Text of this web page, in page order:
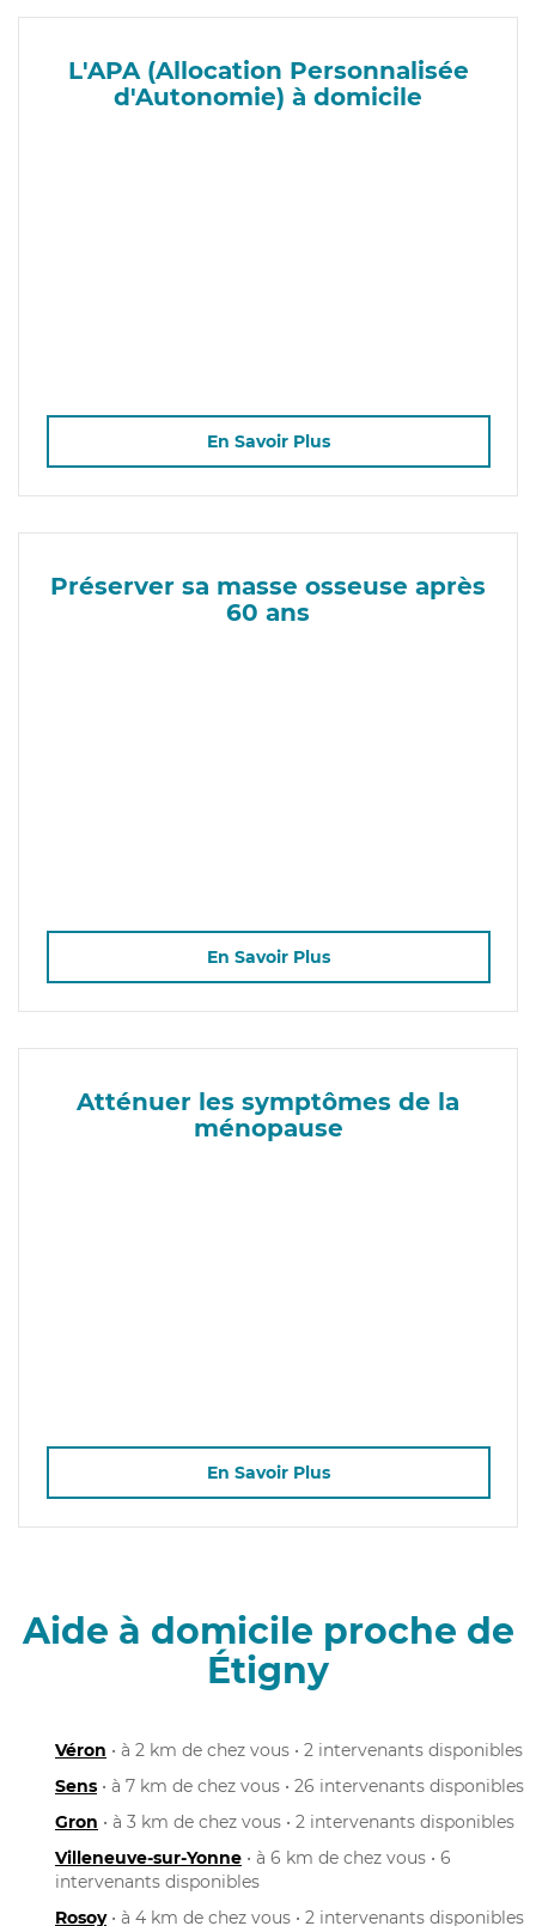
L'APA (Allocation Personnalisée
d'Autonomie) à domicile
En Savoir Plus
Préserver sa masse osseuse après
60 ans
En Savoir Plus
Atténuer les symptômes de la
ménopause
En Savoir Plus
Aide à domicile proche de
Étigny
Véron • à 2 km de chez vous • 2 intervenants disponibles
Sens • à 7 km de chez vous • 26 intervenants disponibles
Gron • à 3 km de chez vous • 2 intervenants disponibles
Villeneuve-sur-Yonne • à 6 km de chez vous • 6
intervenants disponibles
Rosoy• à 4 km de chez vous • 2 intervenants disponibles